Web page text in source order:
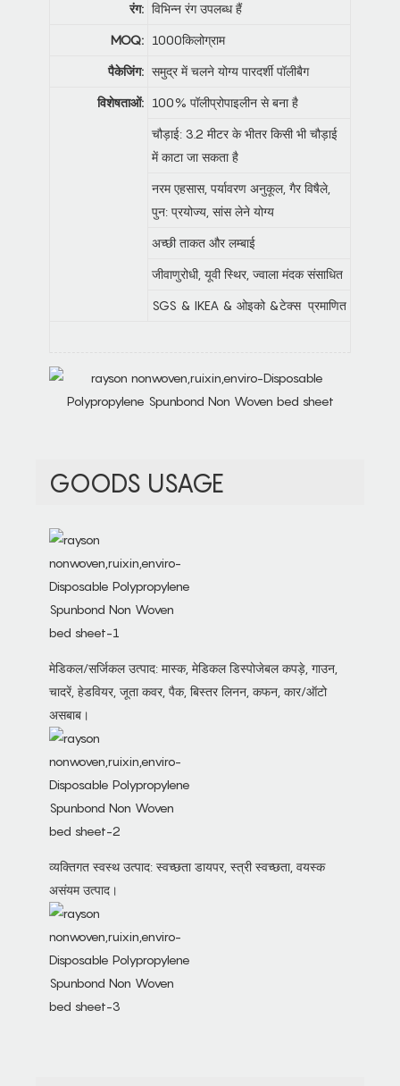
रंग: विभिन्न रंग उपलब्ध हैं
MOQ: 1000किलोग्राम
पैकेजिंग: समुद्र में चलने योग्य पारदर्शी पॉलीबैग
विशेषताओं: 100% पॉलीप्रोपाइलीन से बना है
चौड़ाई: 3.2 मीटर के भीतर किसी भी चौड़ाई
में काटा जा सकता है
नरम एहसास, पर्यावरण अनुकूल, गैर विषैले,
पुन: प्रयोज्य, सांस लेने योग्य
अच्छी ताकत और लम्बाई
जीवाणुरोधी, यूवी स्थिर, ज्वाला मंदक संसाधित
SGS & IKEA & ओइको &टेक्स प्रमाणित
GOODS USAGE
मेडिकल/सर्जिकल उत्पाद: मास्क, मेडिकल डिस्पोजेबल कपड़े, गाउन,
चादरें, हेडवियर, जूता कवर, पैक, बिस्तर लिनन, कफन, कार/ऑटो
असबाब।
व्यक्तिगत स्वस्थ उत्पाद: स्वच्छता डायपर, स्त्री स्वच्छता, वयस्क
असंयम उत्पाद।